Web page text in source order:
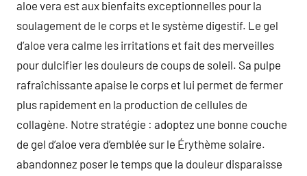
aloe vera est aux bienfaits exceptionnelles pour la
soulagement de le corps et le système digestif. Le gel
d’aloe vera calme les irritations et fait des merveilles
pour dulcifier les douleurs de coups de soleil. Sa pulpe
rafraîchissante apaise le corps et lui permet de fermer
plus rapidement en la production de cellules de
collagène. Notre stratégie : adoptez une bonne couche
de gel d’aloe vera d’emblée sur le Érythème solaire.
abandonnez poser le temps que la douleur disparaisse